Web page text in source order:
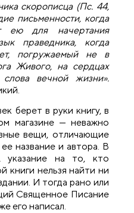
скорописца (Пс. 44,
письменности, когда
ею для начертания
праведника, когда
погружаемый не в
Живого, на сердцах
вечной жизни».
берет в руки книгу, в
магазине — неважно
вещи, отличающие
название и автора. В
указание на то, кто
книги нельзя найти ни
И тогда рано или
Священное Писание
его написал.